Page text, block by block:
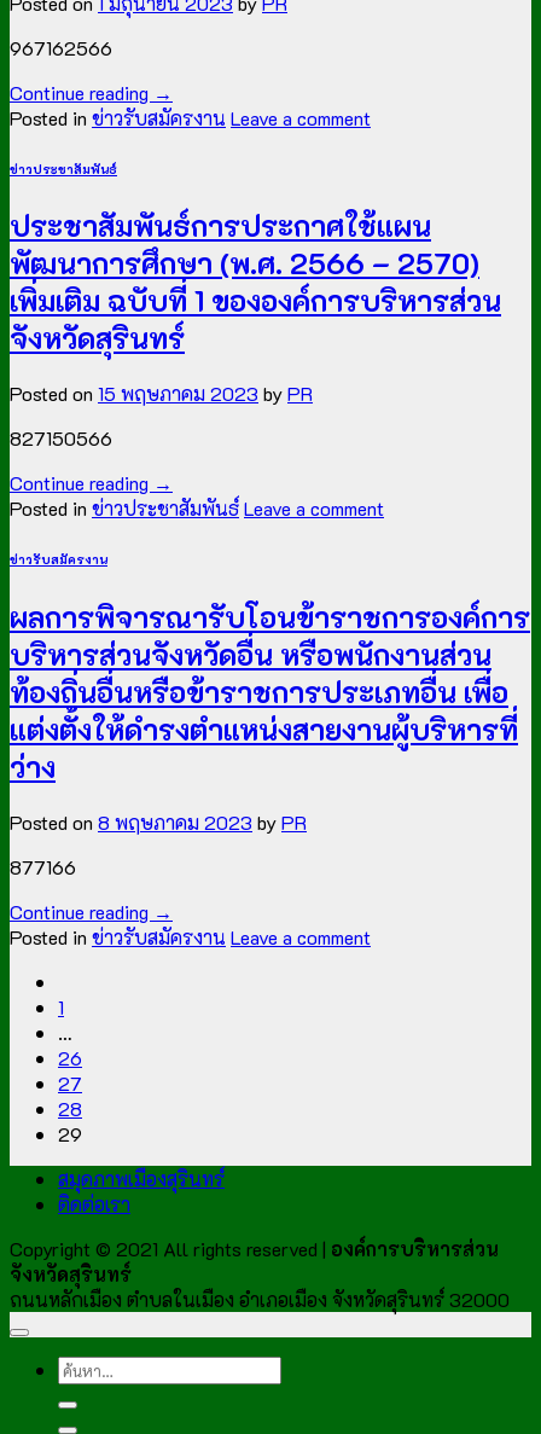
967162566
Continue reading →
Posted in ข่าวรับสมัครงาน Leave a comment
ข่าวประชาสัมพันธ์
ประชาสัมพันธ์การประกาศใช้แผน
พัฒนาการศึกษา (พ.ศ. 2566 – 2570)
เพิ่มเติม ฉบับที่ 1 ขององค์การบริหารส่วน
จังหวัดสุรินทร์
Posted on 15 พฤษภาคม 2023 byPR
827150566
Continue reading →
Posted in ข่าวประชาสัมพันธ์Leave a comment
ข่าวรับสมัครงาน
ผลการพิจารณารับโอนข้าราชการองค์การ
บริหารส่วนจังหวัดอื่น หรือพนักงานส่วน
ท้องถิ่นอื่นหรือข้าราชการประเภทอื่น เพื่อ
แต่งตั้งให้ดำรงตำแหน่งสายงานผู้บริหารที่
ว่าง
Posted on 8 พฤษภาคม 2023 byPR
877166
Continue reading →
Posted in ข่าวรับสมัครงาน Leave a comment
1
…
26
27
28
29
สมุดภาพเมืองสุรินทร์
ติดต่อเรา
Copyright © 2021 All rights reserved | องค์การบริหารส่วน
จังหวัดสุรินทร์
ถนนหลักเมือง ตำบลในเมือง อำเภอเมือง จังหวัดสุรินทร์ 32000